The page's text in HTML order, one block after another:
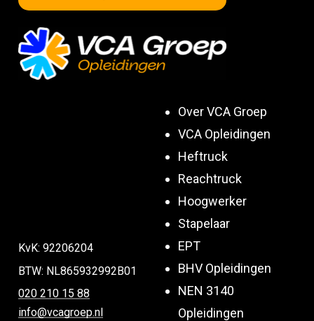
KvK: 92206204
BTW: NL865932992B01
020 210 15 88
info@vcagroep.nl
Over VCA Groep
VCA Opleidingen
Heftruck
Reachtruck
Hoogwerker
Stapelaar
EPT
BHV Opleidingen
NEN 3140
Opleidingen